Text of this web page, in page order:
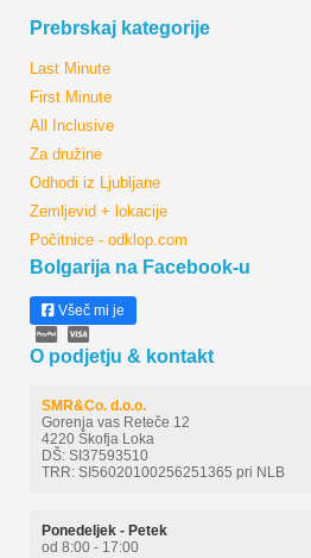
Prebrskaj kategorije
Last Minute
First Minute
All Inclusive
Za družine
Odhodi iz Ljubljane
Zemljevid + lokacije
Počitnice - odklop.com
Bolgarija na Facebook-u
Všeč mi je
O podjetju & kontakt
SMR&Co. d.o.o.
Gorenja vas Reteče 12
4220 Škofja Loka
DŠ: SI37593510
TRR: SI56020100256251365 pri NLB
Ponedeljek - Petek
od 8:00 - 17:00